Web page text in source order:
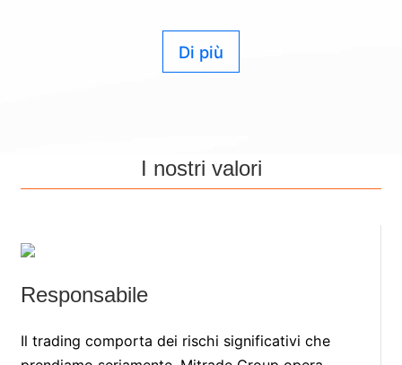
Di più
I nostri valori
Responsabile
Il trading comporta dei rischi significativi che